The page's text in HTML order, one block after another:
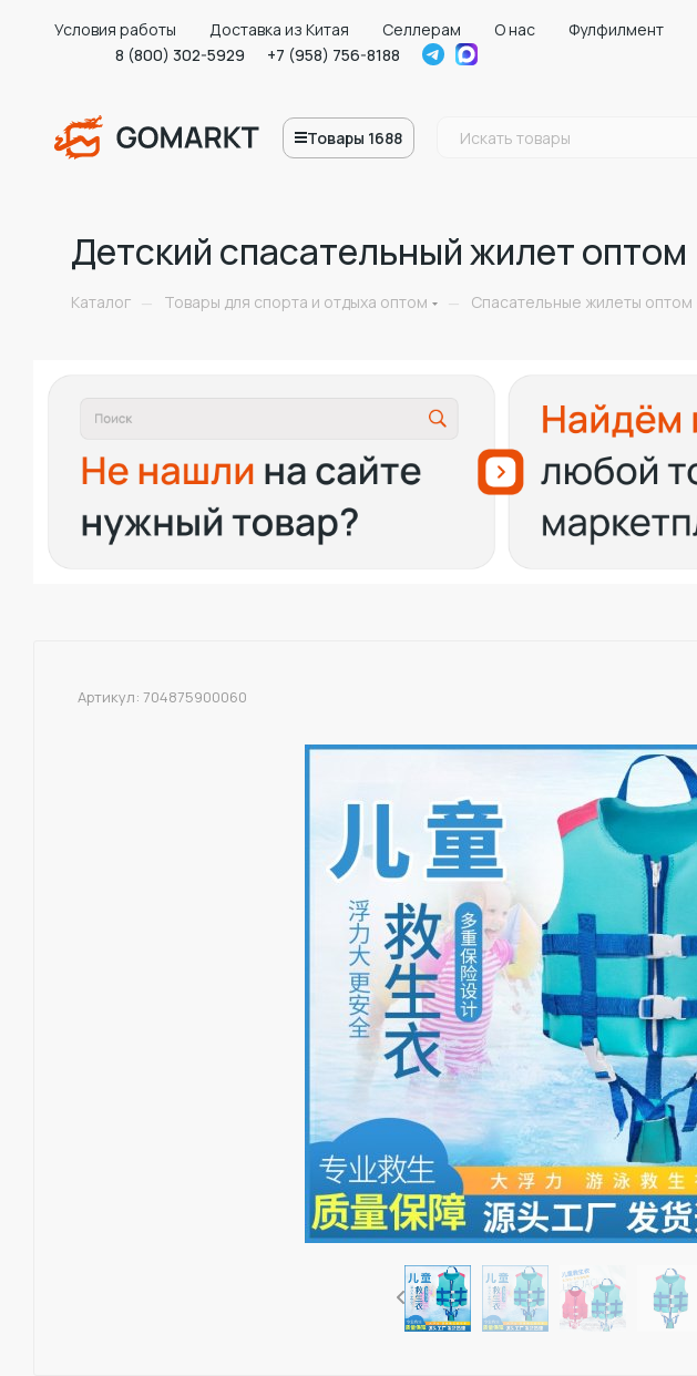
Условия работы Доставка из Китая Селлерам О нас Фулфилмент
8 (800) 302-5929
+7 (958) 756-8188
Товары 1688
Детский спасательный жилет оптом
Каталог — Товары для спорта и отдыха оптом — Спасательные жилеты оптом
Артикул: 704875900060